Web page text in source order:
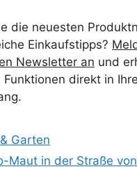
die neuesten
Einkaufstipps?
Newsletter an und
Funktionen direkt in
Garten
Maut in der Straße